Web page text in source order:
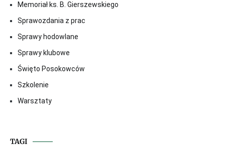
Memoriał ks. B. Gierszewskiego
Sprawozdania z prac
Sprawy hodowlane
Sprawy klubowe
Święto Posokowców
Szkolenie
Warsztaty
TAGI